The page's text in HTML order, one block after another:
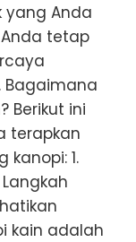
Anda
tetap
Bagaimana
Berikut ini
terapkan
1.
kain adalah